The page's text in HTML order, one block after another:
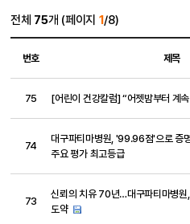
전체 75개 (페이지 1/8)
번호 제목
75 [어린이 건강칼럼] “어젯밤부터 계
74
대구파티마병원, '99.96점'으로 증
주요 평가 최고등급
73
신뢰의 치유 70년…대구파티마병원
도약